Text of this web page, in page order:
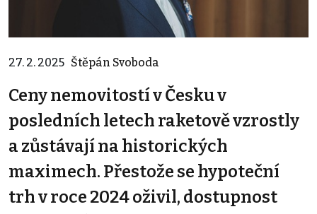
27. 2. 2025 Štěpán Svoboda
Ceny nemovitostí v Česku v
posledních letech raketově vzrostly
a zůstávají na historických
maximech. Přestože se hypoteční
trh v roce 2024 oživil, dostupnost